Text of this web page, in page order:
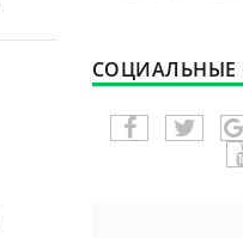
-- Идите уверенно
-- Самое большое
большая нищета —
СОЦИАЛЬНЫЕ